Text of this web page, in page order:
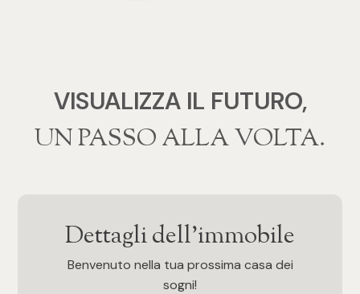
VISUALIZZA IL FUTURO,
‍‍UN PASSO ALLA VOLTA.
Dettagli dell'immobile
Benvenuto nella tua prossima casa dei
sogni!
5+